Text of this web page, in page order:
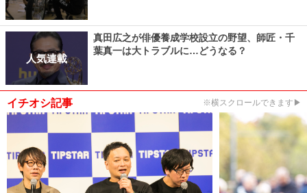
人気連載
真田広之が俳優養成学校設立の野望、師匠・千
葉真一は大トラブルに…どうなる？
イチオシ記事 ※横スクロールできます▶